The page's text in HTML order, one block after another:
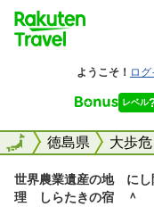
全国徳島県 大歩
全国
世界農業遺産の地 に
理 しらたきの宿 ＾